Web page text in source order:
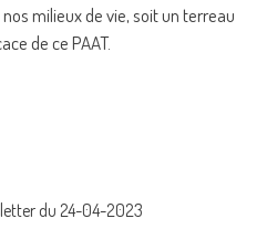
milieux de vie, soit un terreau
de ce PAAT.
du 24-04-2023